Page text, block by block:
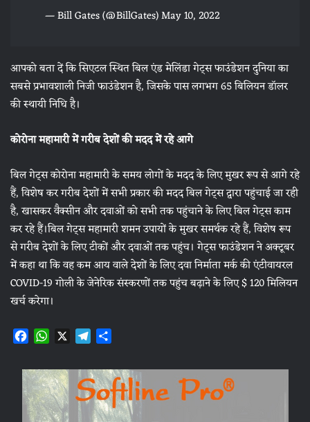
— Bill Gates (@BillGates)May 10, 2022
आपको बता दें कि सिएटल स्थित बिल एंड मेलिंडा गेट्स फाउंडेशन दुनिया का
सबसे प्रभावशाली निजी फाउंडेशन है, जिसके पास लगभग 65 बिलियन डॉलर
की स्‍थायी निधि है।
कोरोना महामारी में गरीब देशों की मदद में रहे आगे
बिल गेट्स कोरोना महामारी के समय लोगों के मदद के लिए मुखर रूप से आगे रहे
हैं, विशेष कर गरीब देशों में सभी प्रकार की मदद बिल गेट्स द्वारा पहुंचाई जा रही
है, खासकर वैक्सीन और दवाओं को सभी तक पहुंचाने के लिए बिल गेट्स काम
कर रहे हैं।बिल गेट्स महामारी शमन उपायों के मुखर समर्थक रहे हैं, विशेष रूप
से गरीब देशों के लिए टीकों और दवाओं तक पहुंच। गेट्स फाउंडेशन ने अक्टूबर
में कहा था कि वह कम आय वाले देशों के लिए दवा निर्माता मर्क की एंटीवायरल
COVID-19 गोली के जेनेरिक संस्करणों तक पहुंच बढ़ाने के लिए $ 120 मिलियन
खर्च करेगा।
F
c
e
b
o
W
a
t
s
A
X T
l
e
g
r
a
r
e